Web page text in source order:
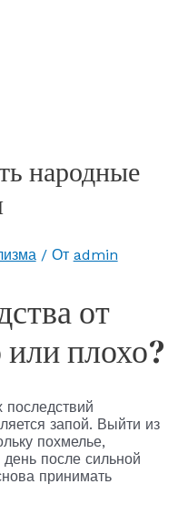
народные
/ От admin
от
плохо?
запой. Выйти из
похмелье,
после сильной
принимать